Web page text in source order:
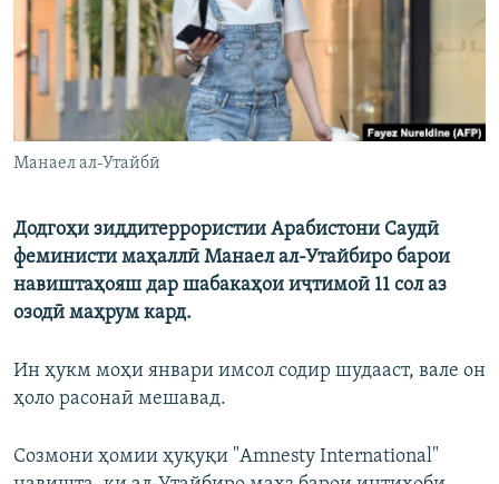
Манаел ал-Утайбӣ
Додгоҳи зиддитеррористии Арабистони Саудӣ
феминисти маҳаллӣ Манаел ал-Утайбиро барои
навиштаҳояш дар шабакаҳои иҷтимоӣ 11 сол аз
озодӣ маҳрум кард.
Ин ҳукм моҳи январи имсол содир шудааст, вале он
ҳоло расонаӣ мешавад.
Созмони ҳомии ҳуқуқи "Amnesty International"